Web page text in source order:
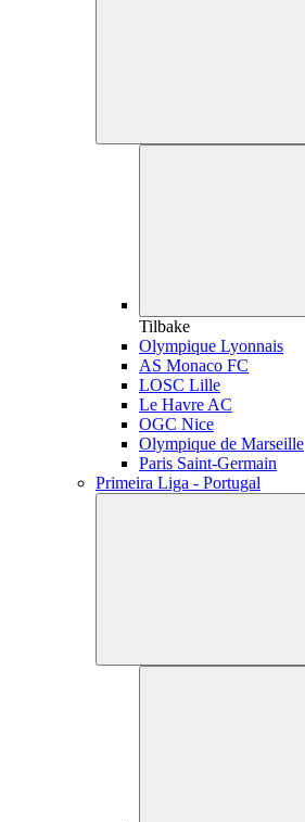
Tilbake
Olympique Lyonnais
AS Monaco FC
LOSC Lille
Le Havre AC
OGC Nice
Olympique de Marseille
Paris Saint-Germain
Primeira Liga - Portugal